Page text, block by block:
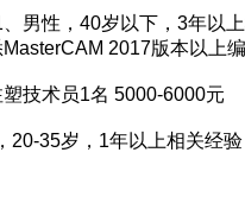
、男性，40岁以下，3年以
2017版本以上
技术员1名 5000-6000元
20-35岁，1年以上相关经